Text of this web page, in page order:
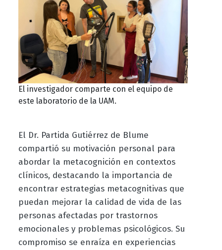
El investigador comparte con el equipo de
este laboratorio de la UAM.
El Dr. Partida Gutiérrez de Blume
compartió su motivación personal para
abordar la metacognición en contextos
clínicos, destacando la importancia de
encontrar estrategias metacognitivas que
puedan mejorar la calidad de vida de las
personas afectadas por trastornos
emocionales y problemas psicológicos. Su
compromiso se enraíza en experiencias